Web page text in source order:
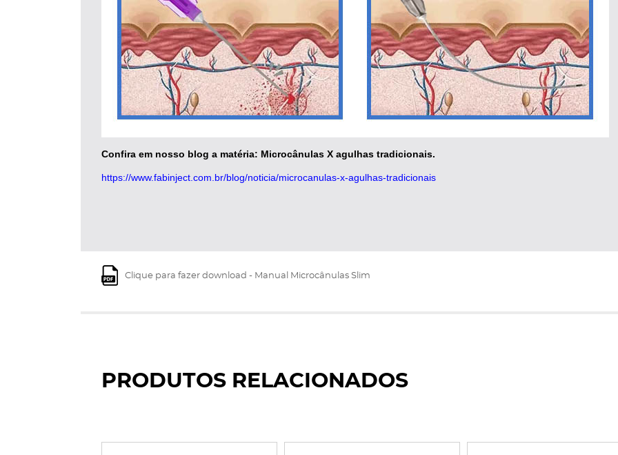
Confira em nosso blog a matéria: Microcânulas X agulhas tradicionais.
https://www.fabinject.com.br/blog/noticia/microcanulas-x-agulhas-tradicionais
Clique para fazer download - Manual Microcânulas Slim
PRODUTOS RELACIONADOS